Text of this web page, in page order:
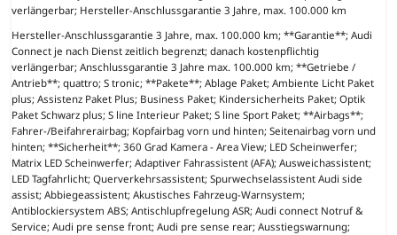
verlängerbar; Hersteller-Anschlussgarantie 3 Jahre, max. 100.000 km
Hersteller-Anschlussgarantie 3 Jahre, max. 100.000 km; **Garantie**; Audi
Connect je nach Dienst zeitlich begrenzt; danach kostenpflichtig
verlängerbar; Anschlussgarantie 3 Jahre max. 100.000 km; **Getriebe /
Antrieb**; quattro; S tronic; **Pakete**; Ablage Paket; Ambiente Licht Paket
plus; Assistenz Paket Plus; Business Paket; Kindersicherheits Paket; Optik
Paket Schwarz plus; S line Interieur Paket; S line Sport Paket; **Airbags**;
Fahrer-/Beifahrerairbag; Kopfairbag vorn und hinten; Seitenairbag vorn und
hinten; **Sicherheit**; 360 Grad Kamera - Area View; LED Scheinwerfer;
Matrix LED Scheinwerfer; Adaptiver Fahrassistent (AFA); Ausweichassistent;
LED Tagfahrlicht; Querverkehrsassistent; Spurwechselassistent Audi side
assist; Abbiegeassistent; Akustisches Fahrzeug-Warnsystem;
Antiblockiersystem ABS; Antischlupfregelung ASR; Audi connect Notruf &
Service; Audi pre sense front; Audi pre sense rear; Ausstiegswarnung;